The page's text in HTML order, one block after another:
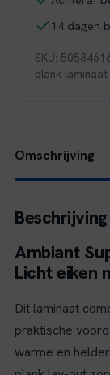
eiken
aantal14 dagen
SKU:
plank
Omschrijving
Beschrijving
Ambiant
Licht eiken
Dit laminaat
praktische
warme en